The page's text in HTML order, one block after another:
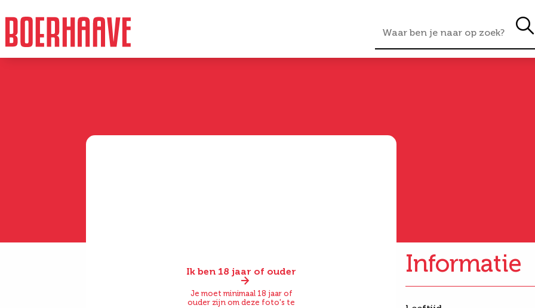
Ik ben 18 jaar of ouder
Je moet minimaal 18 jaar of
ouder zijn om deze foto's te
Informatie